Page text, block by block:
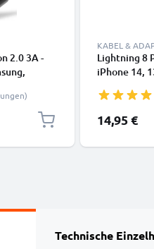
2.0 3A -
Sony,
KABEL &
Lightning 8
iPhone 14,
Datenkabel
14,95 €
Technische